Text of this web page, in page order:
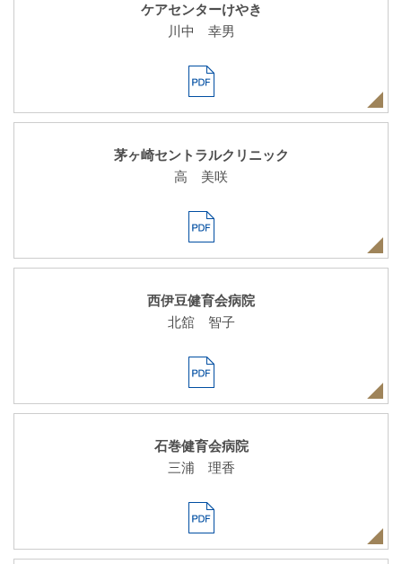
ケアセンターけやき
川中 幸男
茅ヶ崎セントラルクリニック
高 美咲
西伊豆健育会病院
北舘 智子
石巻健育会病院
三浦 理香